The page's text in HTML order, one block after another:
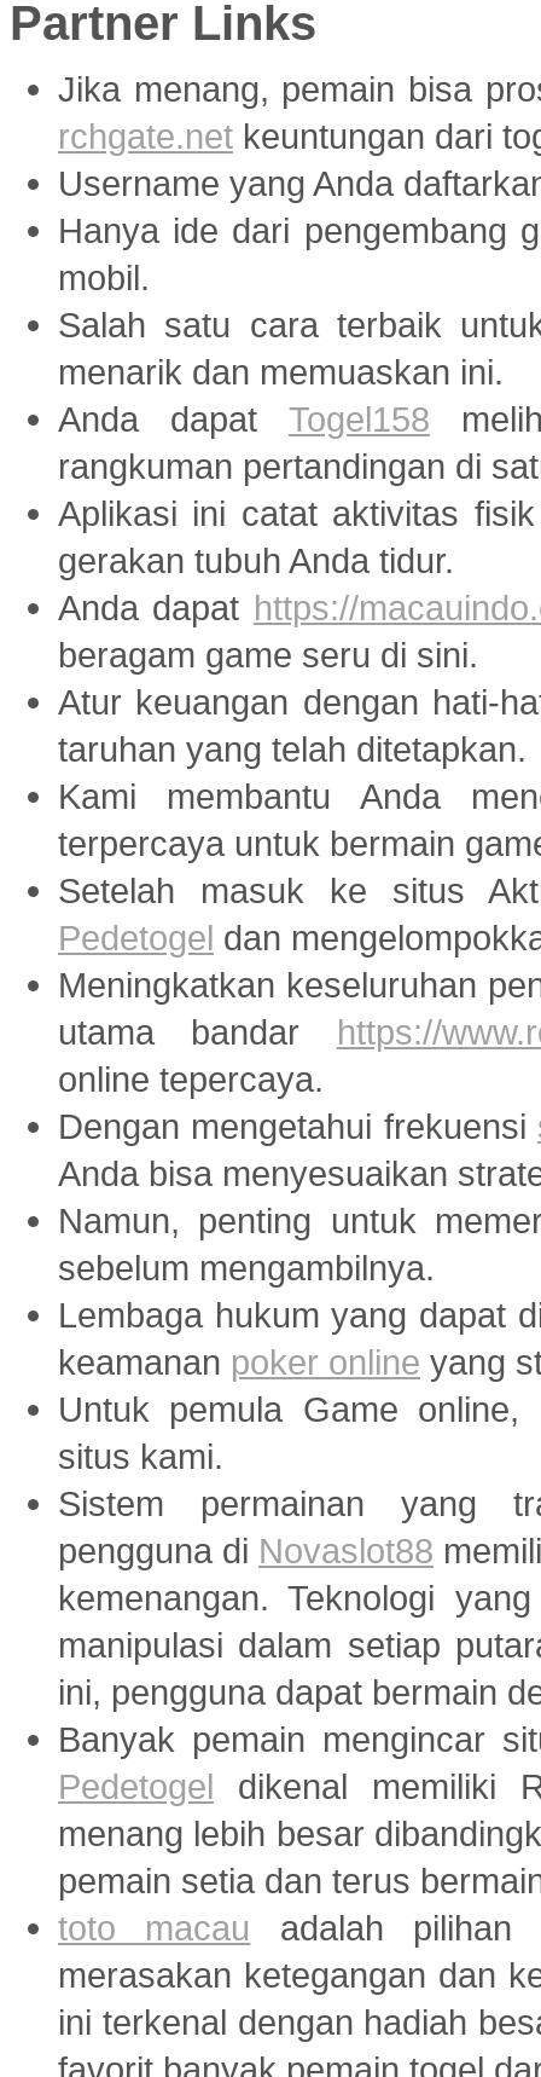
Partner Links
Jika menang, pemain bisa
rchgate.net keuntungan dari
Username yang Anda
Hanya ide dari pengembang
mobil.
Salah satu cara terbaik
menarik dan memuaskan ini.
Anda dapat Togel158
rangkuman pertandingan di
Aplikasi ini catat aktivitas
gerakan tubuh Anda tidur.
Anda dapat https://
beragam game seru di sini.
Atur keuangan dengan hati-
taruhan yang telah ditetapkan.
Kami membantu Anda
terpercaya untuk bermain
Setelah masuk ke situs
Pedetogel dan
Meningkatkan keseluruhan
utama bandar https://
online tepercaya.
Dengan mengetahui frekuensi
Anda bisa menyesuaikan
Namun, penting untuk
sebelum mengambilnya.
Lembaga hukum yang dapat
keamanan poker online yang
Untuk pemula Game
situs kami.
Sistem permainan yang
pengguna di Novaslot88
kemenangan. Teknologi
manipulasi dalam setiap
ini, pengguna dapat bermain
Banyak pemain mengincar
Pedetogel dikenal memiliki
menang lebih besar
pemain setia dan terus
toto macau adalah pilihan
merasakan ketegangan dan
ini terkenal dengan hadiah
favorit banyak pemain togel